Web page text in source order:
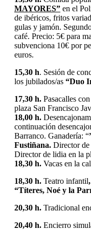
MAYORES” en el
de ibéricos, fritos
gulas y jamón.
café. Precio: 5€ para
subvenciona 10€ por
euros.
15,30 h. Sesión de
los jubilados/as “Duo
17,30 h. Pasacalles
plaza San Francisco
18,00 h.
continuación
Barranco. Ganadería: “
Fustiñana. Director de
Director de lidia en la
18,30 h. Vacas en la
18,30 h. Teatro infantil,
“Títeres, Noé y la
20,30 h. Tradicional
20,40 h. Encierro